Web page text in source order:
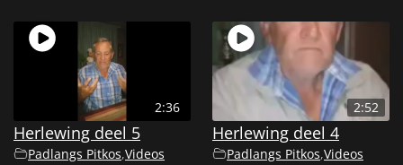
2:36
Herlewing deel 5
Padlangs Pitkos,Videos
2:52
Herlewing deel 4
Padlangs Pitkos,Videos